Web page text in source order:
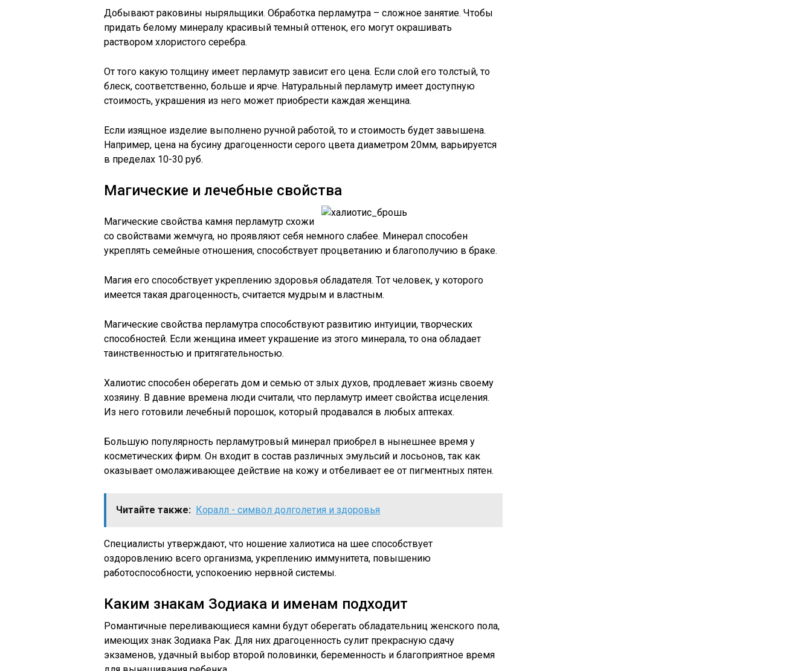
Добывают раковины ныряльщики. Обработка перламутра – сложное занятие. Чтобы
придать белому минералу красивый темный оттенок, его могут окрашивать
раствором хлористого серебра.
От того какую толщину имеет перламутр зависит его цена. Если слой его толстый, то
блеск, соответственно, больше и ярче. Натуральный перламутр имеет доступную
стоимость, украшения из него может приобрести каждая женщина.
Если изящное изделие выполнено ручной работой, то и стоимость будет завышена.
Например, цена на бусину драгоценности серого цвета диаметром 20мм, варьируется
в пределах 10-30 руб.
Магические и лечебные свойства
Магические свойства камня перламутр схожи
со свойствами жемчуга, но проявляют себя немного слабее. Минерал способен
укреплять семейные отношения, способствует процветанию и благополучию в браке.
Магия его способствует укреплению здоровья обладателя. Тот человек, у которого
имеется такая драгоценность, считается мудрым и властным.
Магические свойства перламутра способствуют развитию интуиции, творческих
способностей. Если женщина имеет украшение из этого минерала, то она обладает
таинственностью и притягательностью.
Халиотис способен оберегать дом и семью от злых духов, продлевает жизнь своему
хозяину. В давние времена люди считали, что перламутр имеет свойства исцеления.
Из него готовили лечебный порошок, который продавался в любых аптеках.
Большую популярность перламутровый минерал приобрел в нынешнее время у
косметических фирм. Он входит в состав различных эмульсий и лосьонов, так как
оказывает омолаживающее действие на кожу и отбеливает ее от пигментных пятен.
Читайте также: Коралл - символ долголетия и здоровья
Специалисты утверждают, что ношение халиотиса на шее способствует
оздоровлению всего организма, укреплению иммунитета, повышению
работоспособности, успокоению нервной системы.
Каким знакам Зодиака и именам подходит
Романтичные переливающиеся камни будут оберегать обладательниц женского пола,
имеющих знак Зодиака Рак. Для них драгоценность сулит прекрасную сдачу
экзаменов, удачный выбор второй половинки, беременность и благоприятное время